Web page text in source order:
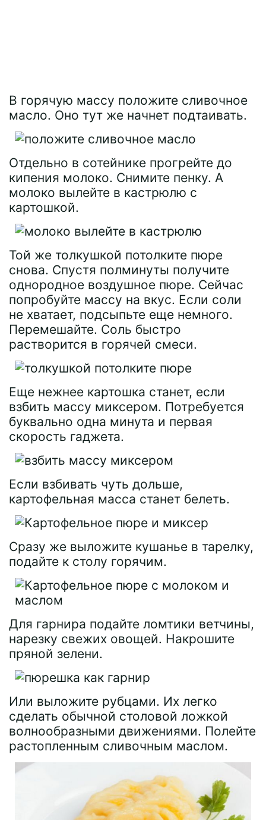
В горячую массу положите сливочное
масло. Оно тут же начнет подтаивать.
Отдельно в сотейнике прогрейте до
кипения молоко. Снимите пенку. А
молоко вылейте в кастрюлю с
картошкой.
Той же толкушкой потолките пюре
снова. Спустя полминуты получите
однородное воздушное пюре. Сейчас
попробуйте массу на вкус. Если соли
не хватает, подсыпьте еще немного.
Перемешайте. Соль быстро
растворится в горячей смеси.
Еще нежнее картошка станет, если
взбить массу миксером. Потребуется
буквально одна минута и первая
скорость гаджета.
Если взбивать чуть дольше,
картофельная масса станет белеть.
Сразу же выложите кушанье в тарелку,
подайте к столу горячим.
Для гарнира подайте ломтики ветчины,
нарезку свежих овощей. Накрошите
пряной зелени.
Или выложите рубцами. Их легко
сделать обычной столовой ложкой
волнообразными движениями. Полейте
растопленным сливочным маслом.